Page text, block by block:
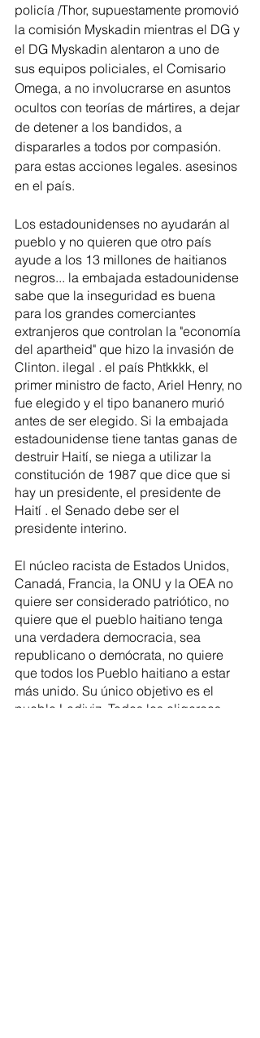
policía /Thor, supuestamente promovió
la comisión Myskadin mientras el DG y
el DG Myskadin alentaron a uno de
sus equipos policiales, el Comisario
Omega, a no involucrarse en asuntos
ocultos con teorías de mártires, a dejar
de detener a los bandidos, a
dispararles a todos por compasión.
para estas acciones legales. asesinos
en el país.
Los estadounidenses no ayudarán al
pueblo y no quieren que otro país
ayude a los 13 millones de haitianos
negros... la embajada estadounidense
sabe que la inseguridad es buena
para los grandes comerciantes
extranjeros que controlan la "economía
del apartheid" que hizo la invasión de
Clinton. ilegal . el país Phtkkkk, el
primer ministro de facto, Ariel Henry, no
fue elegido y el tipo bananero murió
antes de ser elegido. Si la embajada
estadounidense tiene tantas ganas de
destruir Haití, se niega a utilizar la
constitución de 1987 que dice que si
hay un presidente, el presidente de
Haití . el Senado debe ser el
presidente interino.
El núcleo racista de Estados Unidos,
Canadá, Francia, la ONU y la OEA no
quiere ser considerado patriótico, no
quiere que el pueblo haitiano tenga
una verdadera democracia, sea
republicano o demócrata, no quiere
que todos los Pueblo haitiano a estar
más unido. Su único objetivo es el
pueblo Ladiviz. Todos los oligarcas